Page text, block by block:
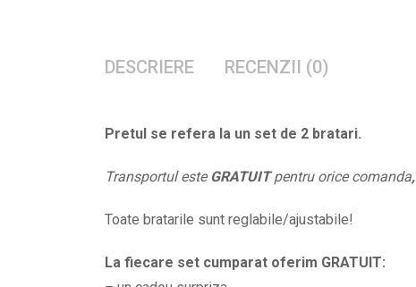
DESCRIERE RECENZII (0)
Pretul se refera la un set de 2 bratari.
Transportul esteGRATUITpentru orice comanda,
Toate bratarile sunt reglabile/ajustabile!
La fiecare set cumparat oferim GRATUIT: